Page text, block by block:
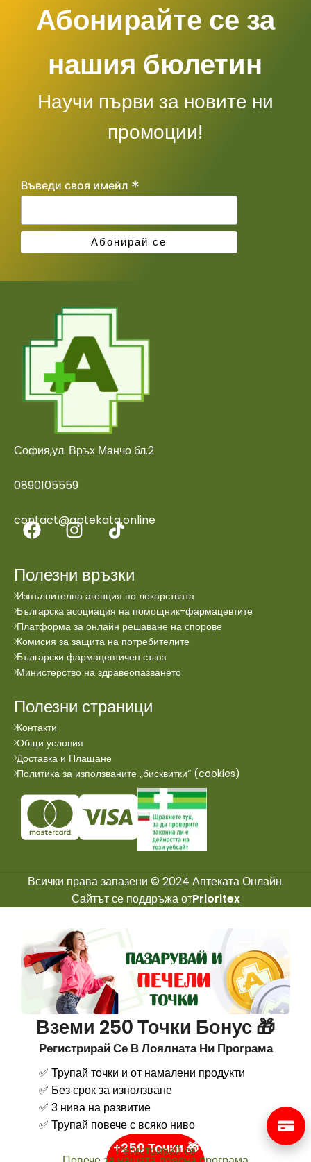
Абонирайте се за
нашия бюлетин
Научи първи за новите ни
промоции!
Въведи своя имейл *
София,ул. Връх Манчо бл.2
0890105559
contact@aptekata.online
Полезни връзки
Изпълнителна агенция по лекарствата
Българска асоциация на помощник-фармацевтите
Платформа за онлайн решаване на спорове
Комисия за защита на потребителите
Български фармацевтичен съюз
Министерство на здравеопазването
Полезни страници
Контакти
Общи условия
Доставка и Плащане
Политика за използваните „бисквитки“ (cookies)
Всички права запазени © 2024 Аптеката Онлайн.
Сайтът се поддръжа отPrioritex
Вземи 250 Точки Бонус 🎁
Регистрирай Се В Лоялната Ни Програма
✅ Трупай точки и от намалени продукти
✅ Без срок за използване
✅ 3 нива на развитие
✅ Трупай повече с всяко ниво
+250 Точки 🎁
Регистрирай се